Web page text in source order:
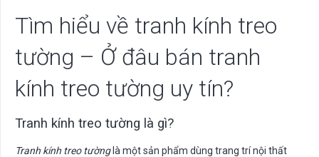
Tìm hiểu về tranh kính treo
tường – Ở đâu bán tranh
kính treo tường uy tín?
Tranh kính treo tường là gì?
Tranh kính treo tườnglà một sản phẩm dùng trang trí nội thất